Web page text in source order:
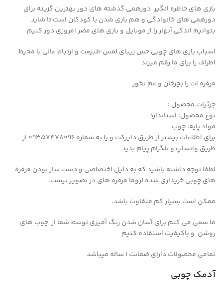
بازی های خاطره انگیر دورهمی گذشته های دور بهترین گزینه برای
دورهمی های خانوادگی و هم بازی شدن با کودکان است تا شاید
بتوانیم اندکی آنهار را از موبایل و بازی های مضر امروزی دور کنیم
اسباب بازی های چوبی حس زیبای لمس طبیعت و ارتباط عالی با محیط
اطراف را برای ما رقم میزند
فرفره ات را بچرخان و عم نخور
جزئیات محصول :
نوع محصول: استاندارد
مواد پایه: چوب
برای اطلاعات بیشتر از طریق دایرکت و یا به شماره 09357478096 از
طریق واتساپ و تلگرام پیام بدید
لطفا توجه داشته باشید که به دلیل اختصاصی و دست ساز بودن فرفره
های چوبی خریداری شده لزوما فرفره های در تصویر نیست.
ممکن است بسیار کم متفاوت باشد،
ما سعی می کنم برای آسان شدن رنگ آمیزی توسط شما از چوب های
روشن و باکیفیت استفاده کنیم
تمامی محصولات دارای ضمانت ۱ ساله میباشد
آدمک چوبی